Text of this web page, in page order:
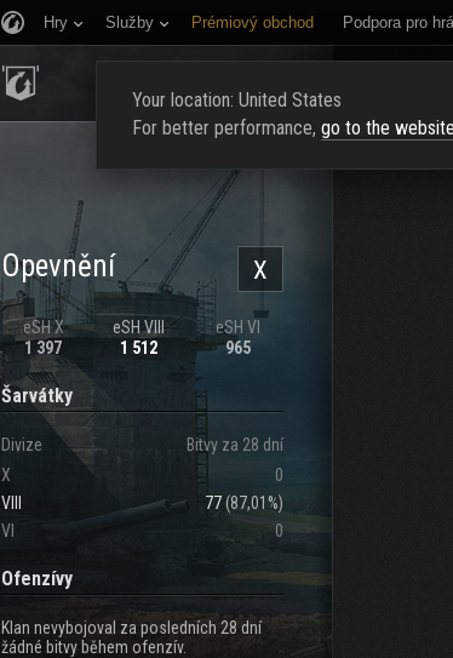
Hry Služby Prémiový obchod Podpora pro
X
Opevnění
eSH X
1 397
eSH VIII
1 512
eSH VI
965
Šarvátky
Divize
Bitvy za 28 dní
X
0
VIII
77(87,01%)
VI
0
Ofenzívy
Klan nevybojoval za posledních 28 dní
žádné bitvy během ofenzív.
Your location: United States
For better performance, go to the